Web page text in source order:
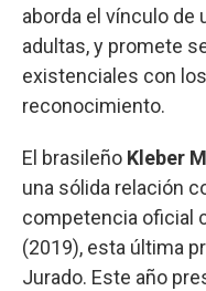
aborda el vínculo de
adultas, y promete
existenciales con
reconocimiento.
El brasileño Kleber
una sólida relación
competencia oficial
(2019), esta última
Jurado. Este año